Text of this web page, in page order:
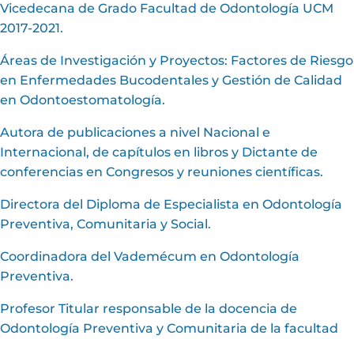
Vicedecana de Grado Facultad de Odontología UCM
2017-2021.
Áreas de Investigación y Proyectos: Factores de Riesgo
en Enfermedades Bucodentales y Gestión de Calidad
en Odontoestomatología.
Autora de publicaciones a nivel Nacional e
Internacional, de capítulos en libros y Dictante de
conferencias en Congresos y reuniones científicas.
Directora del Diploma de Especialista en Odontología
Preventiva, Comunitaria y Social.
Coordinadora del Vademécum en Odontología
Preventiva.
Profesor Titular responsable de la docencia de
Odontología Preventiva y Comunitaria de la facultad